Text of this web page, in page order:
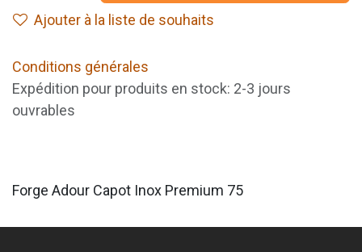
Ajouter à la liste de souhaits
Conditions générales
Expédition pour produits en stock: 2-3 jours
ouvrables
Forge Adour Capot Inox Premium 75